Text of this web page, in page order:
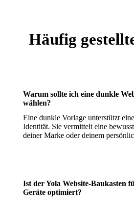
Häufig
Warum sollte ich eine dunkle
wählen?
Eine dunkle Vorlage unterstützt
Identität. Sie vermittelt eine
deiner Marke oder deinem
Ist der Yola Website-Baukasten
Geräte optimiert?